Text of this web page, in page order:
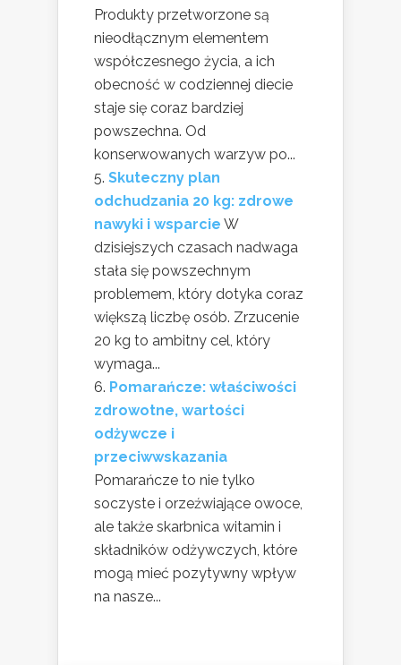
Produkty przetworzone są
nieodłącznym elementem
współczesnego życia, a ich
obecność w codziennej diecie
staje się coraz bardziej
powszechna. Od
konserwowanych warzyw po...
Skuteczny plan
odchudzania 20 kg: zdrowe
nawyki i wsparcie W
dzisiejszych czasach nadwaga
stała się powszechnym
problemem, który dotyka coraz
większą liczbę osób. Zrzucenie
20 kg to ambitny cel, który
wymaga...
Pomarańcze: właściwości
zdrowotne, wartości
odżywcze i
przeciwwskazania
Pomarańcze to nie tylko
soczyste i orzeźwiające owoce,
ale także skarbnica witamin i
składników odżywczych, które
mogą mieć pozytywny wpływ
na nasze...